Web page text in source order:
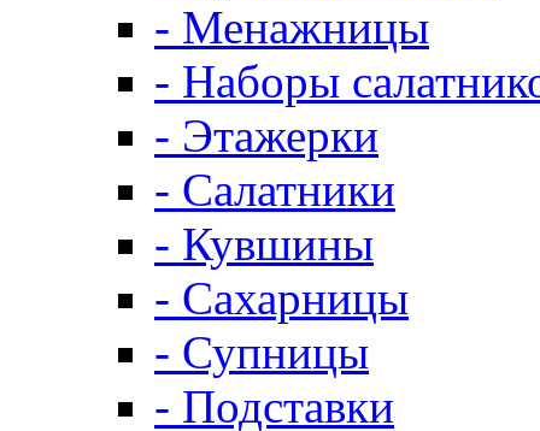
- Менажницы
- Наборы
- Этажерки
- Салатники
- Кувшины
- Сахарницы
- Супницы
- Подставки